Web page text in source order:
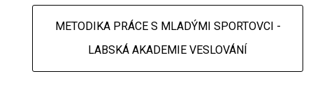
METODIKA PRÁCE S MLADÝMI SPORTOVCI -
LABSKÁ AKADEMIE VESLOVÁNÍ